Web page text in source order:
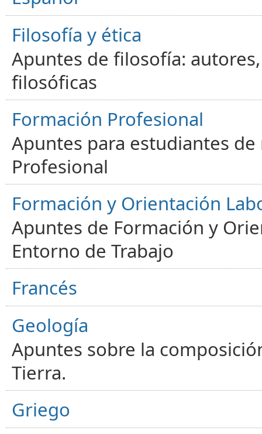
Filosofía y ética
Apuntes de filosofía:
filosóficas
Formación Profesional
Apuntes para estudiantes
Profesional
Formación y Orientación
Apuntes de Formación y
Entorno de Trabajo
Francés
Geología
Apuntes sobre la
Tierra.
Griego